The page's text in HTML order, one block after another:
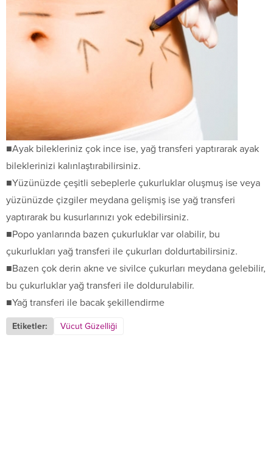
■Ayak bilekleriniz çok ince ise, yağ transferi yaptırarak ayak
bileklerinizi kalınlaştırabilirsiniz.
■Yüzünüzde çeşitli sebeplerle çukurluklar oluşmuş ise veya
yüzünüzde çizgiler meydana gelişmiş ise yağ transferi
yaptırarak bu kusurlarınızı yok edebilirsiniz.
■Popo yanlarında bazen çukurluklar var olabilir, bu
çukurlukları yağ transferi ile çukurları doldurtabilirsiniz.
■Bazen çok derin akne ve sivilce çukurları meydana gelebilir,
bu çukurluklar yağ transferi ile doldurulabilir.
■Yağ transferi ile bacak şekillendirme
Etiketler: Vücut Güzelliği